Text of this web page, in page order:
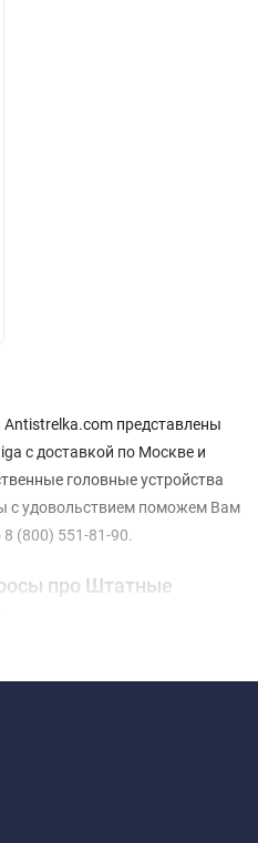
Antistrelka.com представлены
с доставкой по Москве и
головные устройства
с удовольствием поможем Вам
(800) 551-81-90.
про Штатные
Штатные магнитолы
Teyes CC3L 4/32 Suzuki
Teyes CC3L 4/64
магнитола Teyes CC3 4/32